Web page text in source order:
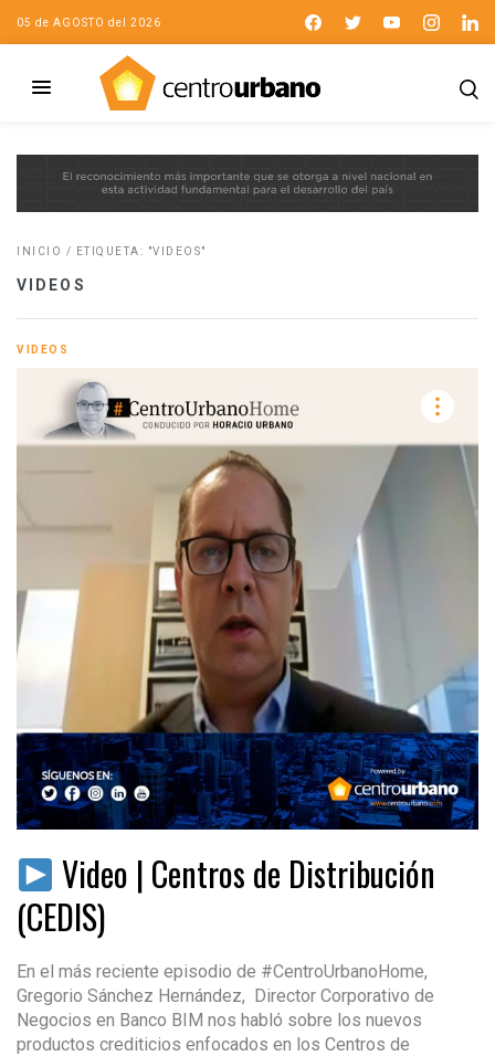
05 de AGOSTO del 2026
INICIO / ETIQUETA: "VIDEOS"
VIDEOS
VIDEOS
Video | Centros de Distribución
(CEDIS)
En el más reciente episodio de #CentroUrbanoHome,
Gregorio Sánchez Hernández, Director Corporativo de
Negocios en Banco BIM nos habló sobre los nuevos
productos crediticios enfocados en los Centros de